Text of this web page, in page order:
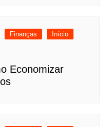
Finanças
Início
Economizar